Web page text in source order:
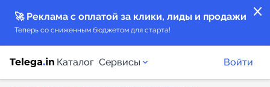
close
🚀 Реклама с оплатой за клики, лиды и продажи
Теперь со сниженным бюджетом для старта!
Каталог Сервисы Войти